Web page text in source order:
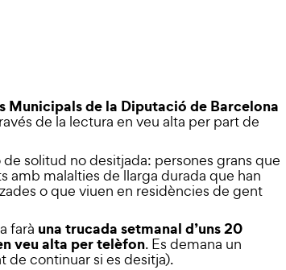
Municipals de la Diputació de Barcelona
de la lectura en veu alta per part de
solitud no desitjada: persones grans que
amb malalties de llarga durada que han
o que viuen en residències de gent
farà una trucada setmanal d’uns 20
veu alta per telèfon. Es demana un
continuar si es desitja).